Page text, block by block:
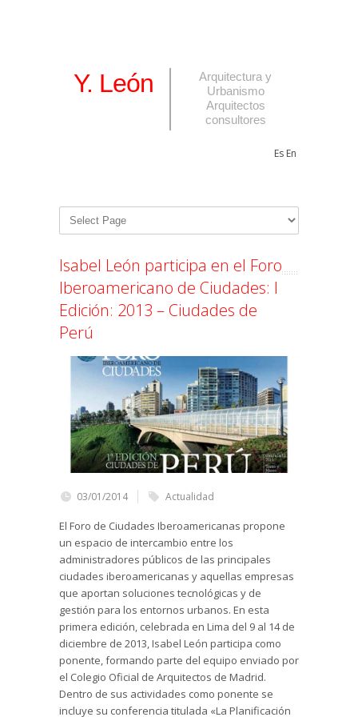
Y. León
Arquitectura y
Urbanismo
Arquitectos
consultores
Es En
Isabel León participa en el Foro
Iberoamericano de Ciudades: I
Edición: 2013 – Ciudades de
Perú
03/01/2014 Actualidad
El Foro de Ciudades Iberoamericanas propone
un espacio de intercambio entre los
administradores públicos de las principales
ciudades iberoamericanas y aquellas empresas
que aportan soluciones tecnológicas y de
gestión para los entornos urbanos. En esta
primera edición, celebrada en Lima del 9 al 14 de
diciembre de 2013, Isabel León participa como
ponente, formando parte del equipo enviado por
el Colegio Oficial de Arquitectos de Madrid.
Dentro de sus actividades como ponente se
incluye su conferencia titulada «La Planificación